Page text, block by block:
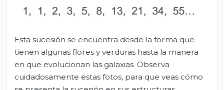
Esta sucesión se encuentra desde la forma que
tienen algunas flores y verduras hasta la manera
en que evolucionan las galaxias. Observa
cuidadosamente estas fotos, para que veas cómo